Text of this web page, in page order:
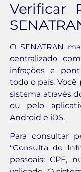
Verificar
O SENATRAN
centralizado
infrações e
todo o país.
sistema através
ou pelo
Android e iOS.
Para consultar
“Consulta de
pessoais: CPF,